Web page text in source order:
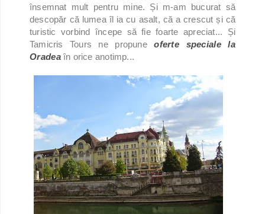
însemnat mult pentru mine. Și m-am bucurat să
descopăr că lumea îl ia cu asalt, că a crescut și că
turistic vorbind începe să fie foarte apreciat... Și
Tamicris Tours ne propuneoferte speciale la
Oradeaîn orice anotimp...